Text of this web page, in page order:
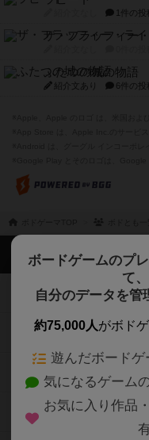
1件の投
ザ・フラッフィー
ふたつの城の物語
紹介文あり 6件の投
ボードゲームのプ
て、
自分のデータを管
約75,000人がボド
遊んだボード
気になるゲーム
お気に入り作品
ボドゲーマTOP
ボードゲームを検索
ボードゲームの新着
ボードゲーム会情報
メカニクス特集